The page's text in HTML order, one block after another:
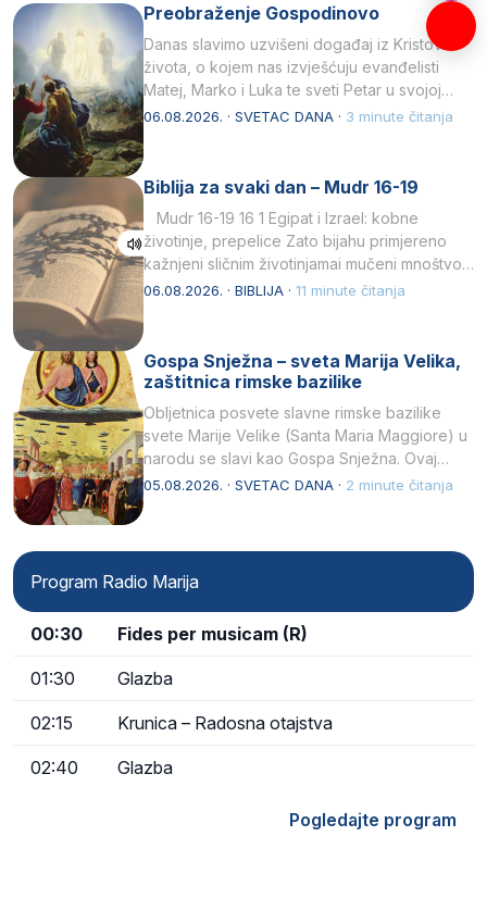
Preobraženje Gospodinovo
Danas slavimo uzvišeni događaj iz Kristova
života, o kojem nas izvješćuju evanđelisti
Matej, Marko i Luka te sveti Petar u svojoj
drugoj…
06.08.2026. · SVETAC DANA · 3 minute čitanja
Biblija za svaki dan – Mudr 16-19
Mudr 16-19 16 1 Egipat i Izrael: kobne
životinje, prepelice Zato bijahu primjereno
kažnjeni sličnim životinjamai mučeni mnoštvom
kukaca.2 A narod…
06.08.2026. · BIBLIJA · 11 minute čitanja
Gospa Snježna – sveta Marija Velika,
zaštitnica rimske bazilike
Obljetnica posvete slavne rimske bazilike
svete Marije Velike (Santa Maria Maggiore) u
narodu se slavi kao Gospa Snježna. Ovaj
naziv, Sancta Maria…
05.08.2026. · SVETAC DANA · 2 minute čitanja
Program Radio Marija
00:30 Fides per musicam (R)
01:30 Glazba
02:15 Krunica – Radosna otajstva
02:40 Glazba
Pogledajte program